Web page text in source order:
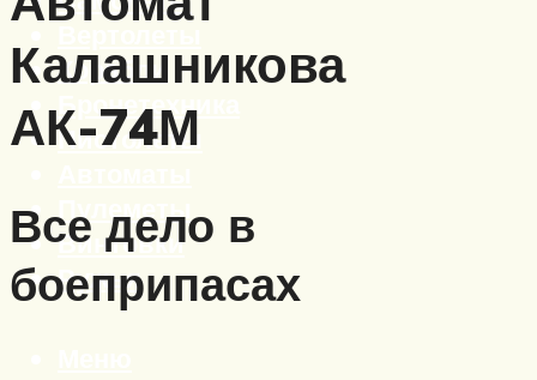
Корабли
Бронетехника
Пистолеты
Пулеметы
Винтовки
Ружья
Калашникова
АК-74М
Все дело в
боеприпасах